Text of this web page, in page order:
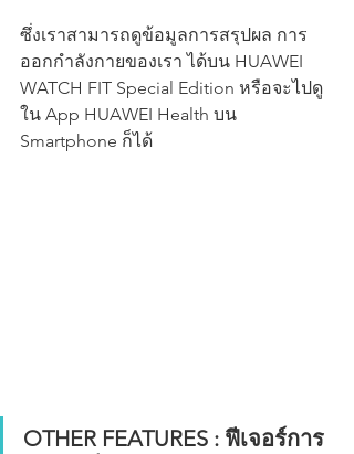
ซึ่งเราสามารถดูข้อมูลการสรุปผล การ
ออกกำลังกายของเรา ได้บน HUAWEI
WATCH FIT Special Edition หรือจะไปดู
ใน App HUAWEI Health บน
Smartphone ก็ได้
OTHER FEATURES : ฟีเจอร์การ